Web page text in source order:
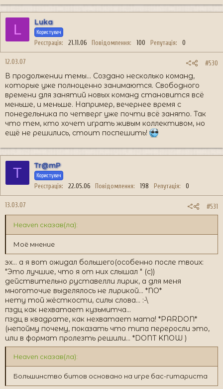
L Luka
Користувач
Реєстрація 21.11.06 Повідомлення 100 Репутація 0
12.03.07 #530
В продолжении темы... Создано несколько команд,
которые уже полноценно занимаются. Свободного
времени для занятий новых команд становится всё
меньше, и меньше. Например, вечернее время с
понедельника по четверг уже почти всё занято. Так
что тем, кто хочет играть живым коллективом, но
ещё не решились, стоит поспешить!
T Tr@mP
Користувач
Реєстрація 22.05.06 Повідомлення 198 Репутація 0
13.03.07 #531
Heaven сказав(ла):
Моё мнение
эх... а я вот ожидал большего(особенно после твоих:
"Это лучшие, что я от них слышал " (с))
действительно руставелли лирик, а для меня
многоточие выделялось не лирикой... *NO*
нету той жёсткости, силы слова... :-\
пздц как нехватает кузьмитча...
пздц в квадрате, как нехватает мата! *PARDON*
(непойму почему, показать что типа переросли это,
или в формат пролезть решили... *DONT KNOW )
Heaven сказав(ла):
Большинство битов основано на игре бас-гитариста